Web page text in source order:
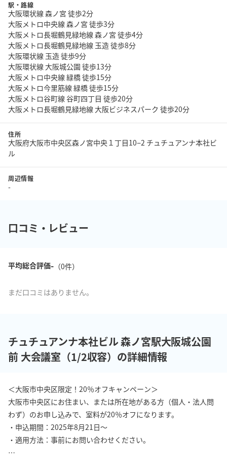
駅・路線
大阪環状線 森ノ宮 徒歩2分
大阪メトロ中央線 森ノ宮 徒歩3分
大阪メトロ長堀鶴見緑地線 森ノ宮 徒歩4分
大阪メトロ長堀鶴見緑地線 玉造 徒歩8分
大阪環状線 玉造 徒歩9分
大阪環状線 大阪城公園 徒歩13分
大阪メトロ中央線 緑橋 徒歩15分
大阪メトロ今里筋線 緑橋 徒歩15分
大阪メトロ谷町線 谷町四丁目 徒歩20分
大阪メトロ長堀鶴見緑地線 大阪ビジネスパーク 徒歩20分
住所
大阪府大阪市中央区森ノ宮中央１丁目10−2 チュチュアンナ本社ビ
ル
周辺情報
-
口コミ・レビュー
平均総合評価-（0件）
まだ口コミはありません。
チュチュアンナ本社ビル 森ノ宮駅大阪城公園
前 大会議室（1/2収容）の詳細情報
＜大阪市中央区限定！20％オフキャンペーン＞
大阪市中央区にお住まい、または所在地がある方（個人・法人問
わず）のお申し込みで、室料が20％オフになります。
・申込期間：2025年8月21日〜
・適用方法：事前にお問い合わせください。